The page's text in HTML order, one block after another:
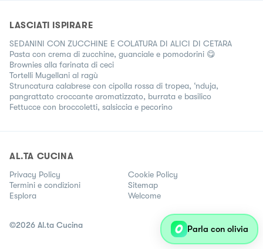
LASCIATI ISPIRARE
SEDANINI CON ZUCCHINE E COLATURA DI ALICI DI CETARA
Pasta con crema di zucchine, guanciale e pomodorini 😋
Brownies alla farinata di ceci
Tortelli Mugellani al ragù
Struncatura calabrese con cipolla rossa di tropea, ‘nduja,
pangrattato croccante aromatizzato, burrata e basilico
Fettucce con broccoletti, salsiccia e pecorino
AL.TA CUCINA
Privacy Policy
Cookie Policy
Termini e condizioni
Sitemap
Esplora
Welcome
©2026 Al.ta Cucina Parla con olivia